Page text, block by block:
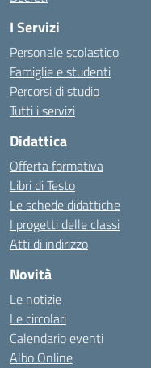
I Servizi
Personale scolastico
Famiglie e studenti
Percorsi di studio
Tutti i servizi
Didattica
Offerta formativa
Libri di Testo
Le schede didattiche
I progetti delle classi
Atti di indirizzo
Novità
Le notizie
Le circolari
Calendario eventi
Albo Online